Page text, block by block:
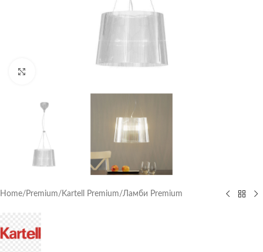
Home/ Premium/ Kartell Premium/Ламби Premium